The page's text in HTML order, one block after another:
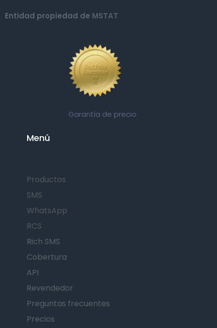
Entidad propiedad de MSTAT
Garantía de precio
Menú
Productos
SMS
WhatsApp
RCS
Rich SMS
Cobertura
API
Revendedor
Preguntas frecuentes
Precios